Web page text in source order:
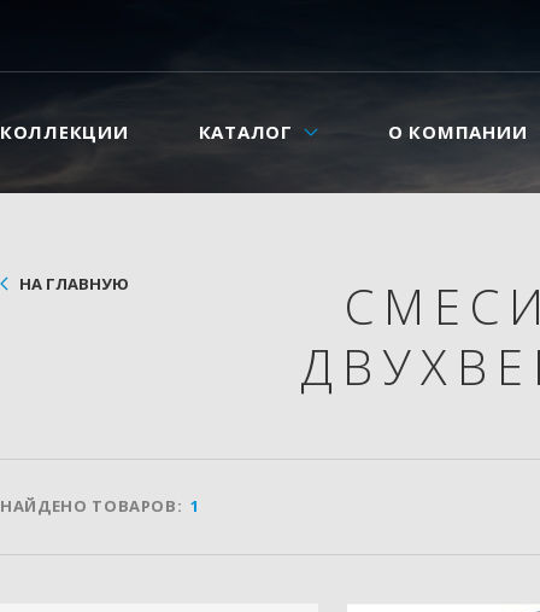
КОЛЛЕКЦИИ КАТАЛОГ О КОМПАНИИ
НА ГЛАВНУЮ
НАЙДЕНО ТОВАРОВ: 1